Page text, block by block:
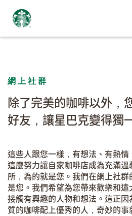
網上社群
除了完美的咖啡以外，
好友，讓星巴克變得獨
這些人跟您一樣，有想法、有熱
這麼努力讓自家咖啡店成為充滿
所，為的就是您。我們在網上社
是您。我們希望為您帶來歡樂和
接觸有興趣的人物和想法。這正
質的咖啡配上優秀的人，奇妙的事